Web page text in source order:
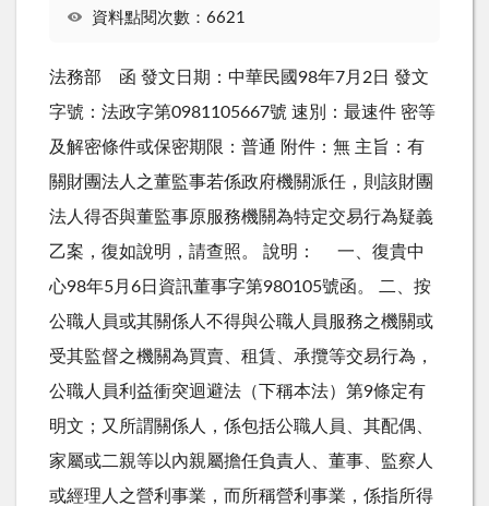
資料點閱次數：6621
法務部 函 發文日期：中華民國98年7月2日 發文
字號：法政字第0981105667號 速別：最速件 密等
及解密條件或保密期限：普通 附件：無 主旨：有
關財團法人之董監事若係政府機關派任，則該財團
法人得否與董監事原服務機關為特定交易行為疑義
乙案，復如說明，請查照。 說明： 一、復貴中
心98年5月6日資訊董事字第980105號函。 二、按
公職人員或其關係人不得與公職人員服務之機關或
受其監督之機關為買賣、租賃、承攬等交易行為，
公職人員利益衝突迴避法（下稱本法）第9條定有
明文；又所謂關係人，係包括公職人員、其配偶、
家屬或二親等以內親屬擔任負責人、董事、監察人
或經理人之營利事業，而所稱營利事業，係指所得